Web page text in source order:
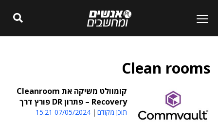
Clean rooms
קומוולט משיקה את Cleanroom
Recovery – פתרון DR פורץ דרך
תוכן מקודם 07/05/2024 15:21